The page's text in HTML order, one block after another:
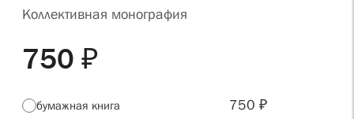
Коллективная монография
750 ₽
бумажная книга 750 ₽